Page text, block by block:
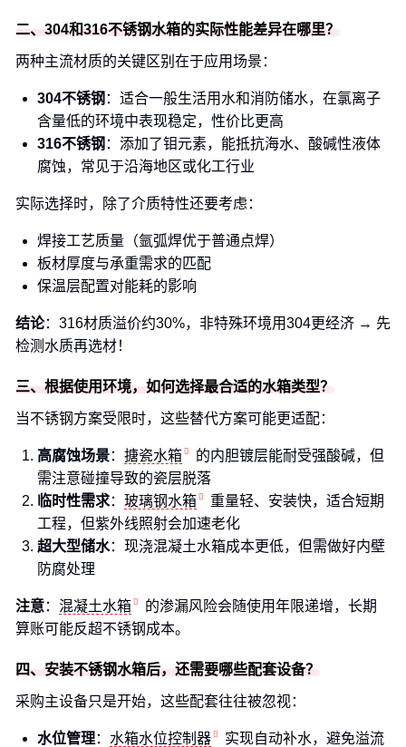
二、304和316不锈钢水箱的实际性能差异在哪里？
两种主流材质的关键区别在于应用场景：
304不锈钢 ：适合一般生活用水和消防储水，在氯离子
含量低的环境中表现稳定，性价比更高
316不锈钢 ：添加了钼元素，能抵抗海水、酸碱性液体
腐蚀，常见于沿海地区或化工行业
实际选择时，除了介质特性还要考虑：
焊接工艺质量（氩弧焊优于普通点焊）
板材厚度与承重需求的匹配
保温层配置对能耗的影响
结论：316材质溢价约30%，非特殊环境用304更经济 → 先
检测水质再选材！
三、根据使用环境，如何选择最合适的水箱类型？
当不锈钢方案受限时，这些替代方案可能更适配：
高腐蚀场景： 搪瓷水箱
的内胆镀层能耐受强酸碱，但
需注意碰撞导致的瓷层脱落
临时性需求： 玻璃钢水箱
重量轻、安装快，适合短期
工程，但紫外线照射会加速老化
超大型储水：现浇混凝土水箱成本更低，但需做好内壁
防腐处理
注意： 混凝土水箱
的渗漏风险会随使用年限递增，长期
算账可能反超不锈钢成本。
四、安装不锈钢水箱后，还需要哪些配套设备？
采购主设备只是开始，这些配套往往被忽视：
水位管理： 水箱水位控制器
实现自动补水，避免溢流